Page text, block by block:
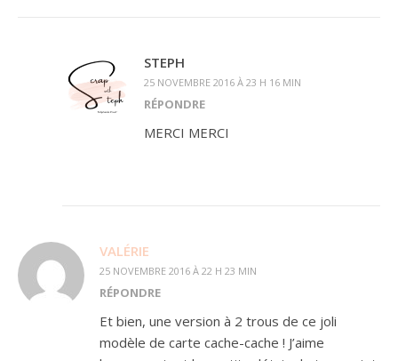
STEPH
25 NOVEMBRE 2016 À 23 H 16 MIN
RÉPONDRE
MERCI MERCI
VALÉRIE
25 NOVEMBRE 2016 À 22 H 23 MIN
RÉPONDRE
Et bien, une version à 2 trous de ce joli
modèle de carte cache-cache ! J’aime